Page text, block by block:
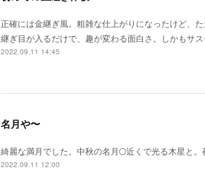
正確には金継ぎ風。粗雑な仕上がりになったけど、
継ぎ目が入るだけで、趣が変わる面白さ。しかもサ
2022.09.11 14:45
名月や〜
綺麗な満月でした。中秋の名月🌕近くで光る木星と。
2022.09.11 12:00